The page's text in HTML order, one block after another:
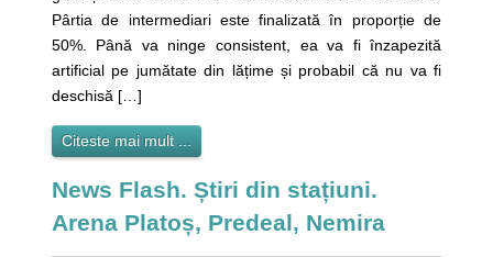
Pârtia de intermediari este finalizată în proporție de
50%. Până va ninge consistent, ea va fi înzapezită
artificial pe jumătate din lățime și probabil că nu va fi
deschisă […]
Citeste mai mult ...
News Flash. Știri din stațiuni.
Arena Platoș, Predeal, Nemira